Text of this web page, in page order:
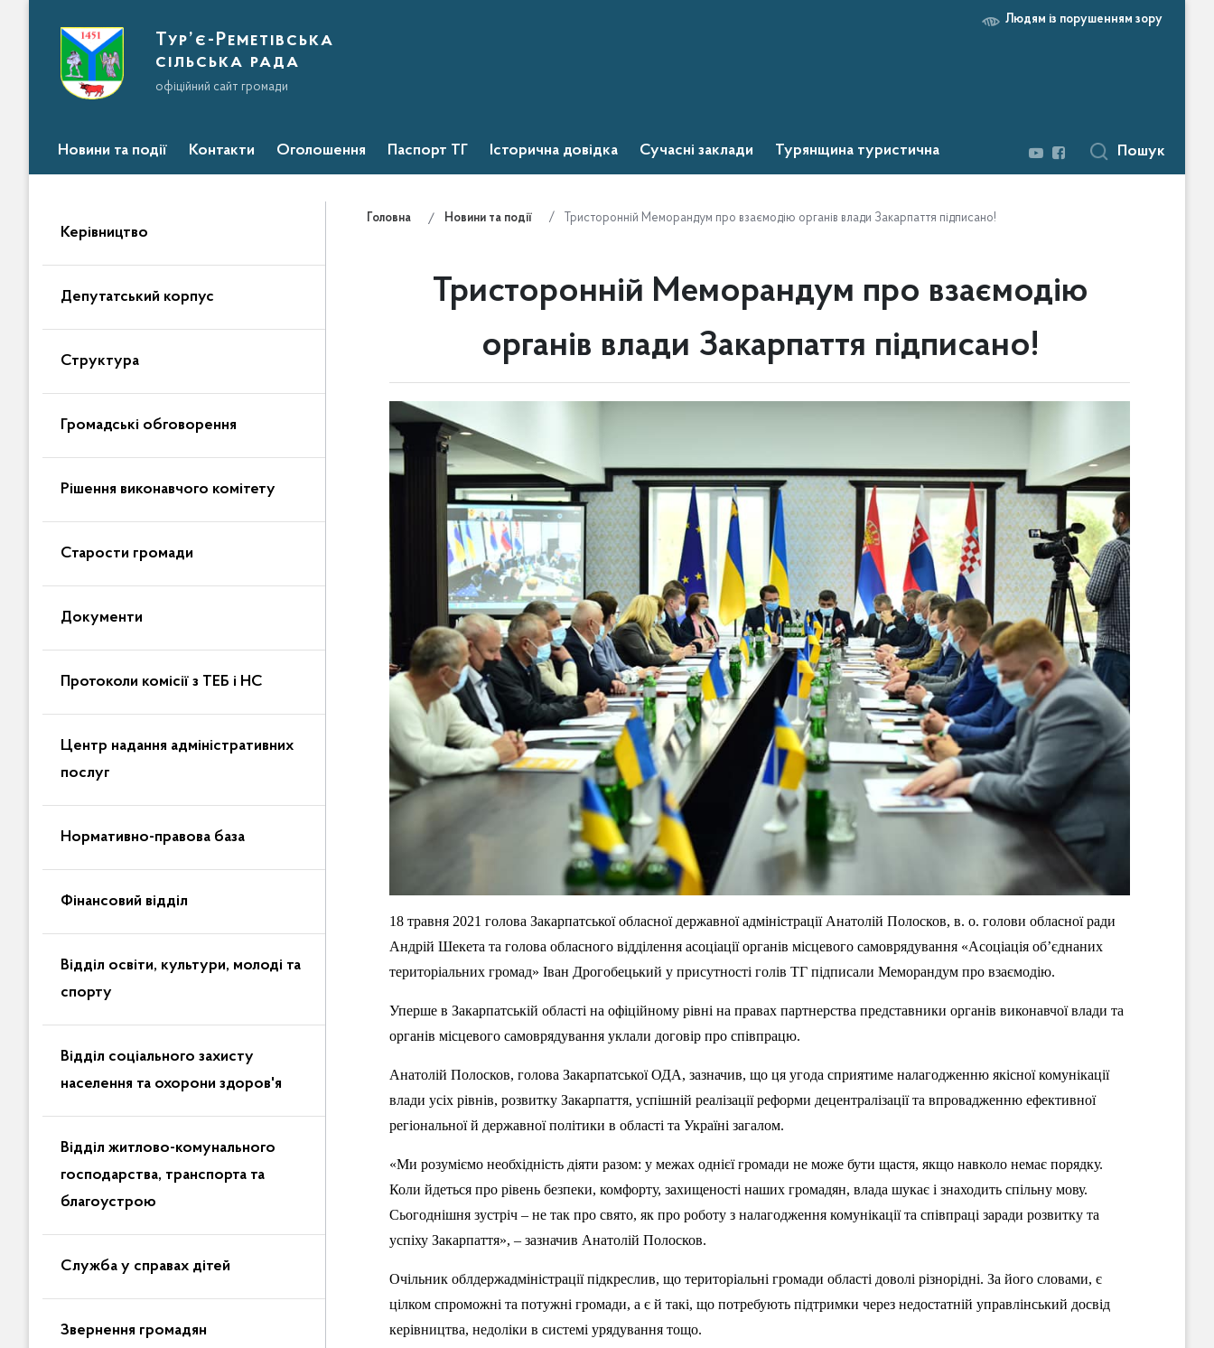
Тур’є-Реметівська
сільська рада
офіційний сайт громади
Людям із порушенням зору
Новини та події Контакти Оголошення Паспорт ТГ Історична довідка Сучасні заклади Турянщина туристична Пошук
Керівництво
Депутатський корпус
Структура
Громадські обговорення
Рішення виконавчого комітету
Старости громади
Документи
Протоколи комісії з ТЕБ і НС
Центр надання адміністративних
послуг
Нормативно-правова база
Фінансовий відділ
Відділ освіти, культури, молоді та
спорту
Відділ соціального захисту
населення та охорони здоров'я
Відділ житлово-комунального
господарства, транспорта та
благоустрою
Служба у справах дітей
Звернення громадян
Головна Новини та події Тристоронній Меморандум про взаємодію органів влади Закарпаття підписано!
Тристоронній Меморандум про взаємодію
органів влади Закарпаття підписано!
18 травня 2021 голова Закарпатської обласної державної адміністрації Анатолій Полосков, в. о. голови обласної ради
Андрій Шекета та голова обласного відділення асоціації органів місцевого самоврядування «Асоціація об’єднаних
територіальних громад» Іван Дрогобецький у присутності голів ТГ підписали Меморандум про взаємодію.
Уперше в Закарпатській області на офіційному рівні на правах партнерства представники органів виконавчої влади та
органів місцевого самоврядування уклали договір про співпрацю.
Анатолій Полосков, голова Закарпатської ОДА, зазначив, що ця угода сприятиме налагодженню якісної комунікації
влади усіх рівнів, розвитку Закарпаття, успішній реалізації реформи децентралізації та впровадженню ефективної
регіональної й державної політики в області та Україні загалом.
«Ми розуміємо необхідність діяти разом: у межах однієї громади не може бути щастя, якщо навколо немає порядку.
Коли йдеться про рівень безпеки, комфорту, захищеності наших громадян, влада шукає і знаходить спільну мову.
Сьогоднішня зустріч – не так про свято, як про роботу з налагодження комунікації та співпраці заради розвитку та
успіху Закарпаття», – зазначив Анатолій Полосков.
Очільник облдержадміністрації підкреслив, що територіальні громади області доволі різнорідні. За його словами, є
цілком спроможні та потужні громади, а є й такі, що потребують підтримки через недостатній управлінський досвід
керівництва, недоліки в системі урядування тощо.